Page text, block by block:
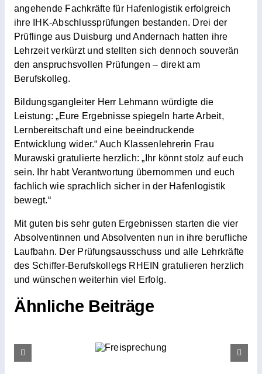
angehende Fachkräfte für Hafenlogistik erfolgreich
ihre IHK-Abschlussprüfungen bestanden. Drei der
Prüflinge aus Duisburg und Andernach hatten ihre
Lehrzeit verkürzt und stellten sich dennoch souverän
den anspruchsvollen Prüfungen – direkt am
Berufskolleg.
Bildungsgangleiter Herr Lehmann würdigte die
Leistung: „Eure Ergebnisse spiegeln harte Arbeit,
Lernbereitschaft und eine beeindruckende
Entwicklung wider.“ Auch Klassenlehrerin Frau
Murawski gratulierte herzlich: „Ihr könnt stolz auf euch
sein. Ihr habt Verantwortung übernommen und euch
fachlich wie sprachlich sicher in der Hafenlogistik
bewegt.“
Mit guten bis sehr guten Ergebnissen starten die vier
Absolventinnen und Absolventen nun in ihre berufliche
Laufbahn. Der Prüfungsausschuss und alle Lehrkräfte
des Schiffer-Berufskollegs RHEIN gratulieren herzlich
und wünschen weiterhin viel Erfolg.
Ähnliche Beiträge
Kurzgeschichten-Wettbewerb
der U286F: Kreativität auf